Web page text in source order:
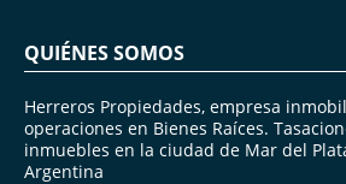
QUIÉNES SOMOS
Herreros Propiedades, empresa
operaciones en Bienes Raíces.
inmuebles en la ciudad de Mar del
Argentina